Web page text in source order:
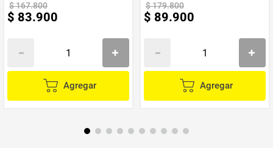
$167.800
$ 83.900
Agregar
$179.800
$ 89.900
Agregar